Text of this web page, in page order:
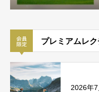
プレミアムレ
2026年